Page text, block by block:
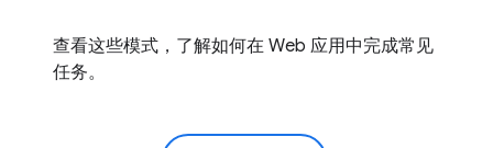
查看这些模式，了解如何在 Web 应用中完成常见
任务。